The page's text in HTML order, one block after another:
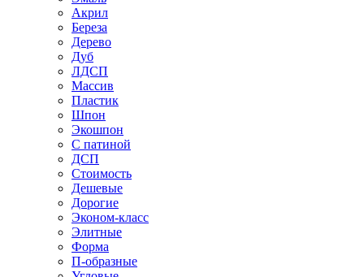
Акрил
Береза
Дерево
Дуб
ЛДСП
Массив
Пластик
Шпон
Экошпон
С патиной
ДСП
Стоимость
Дешевые
Дорогие
Эконом-класс
Элитные
Форма
П-образные